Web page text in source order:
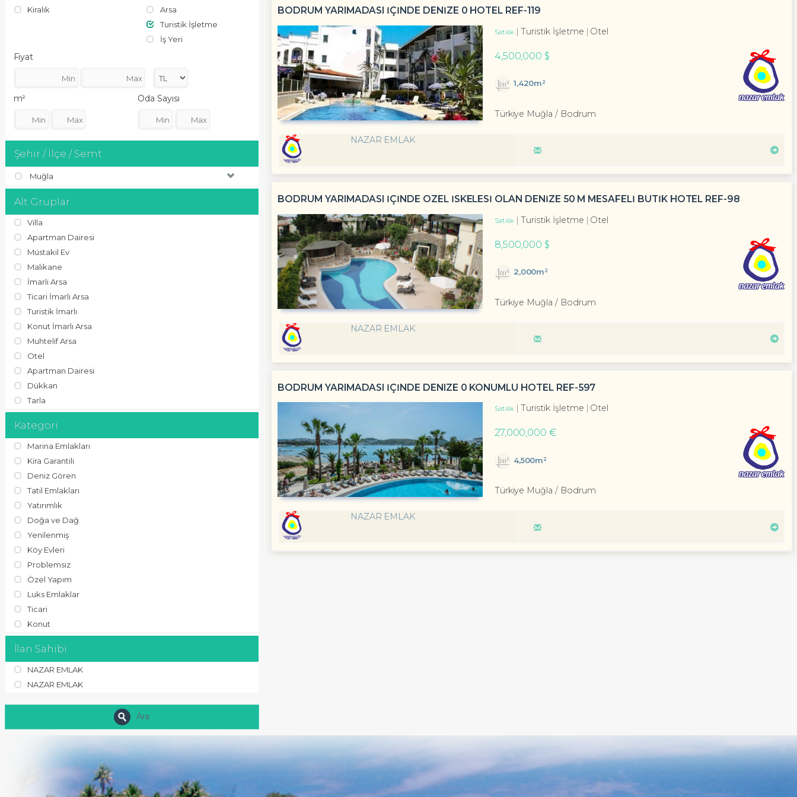
Kiralık
Arsa
Turistik İşletme
İş Yeri
Fiyat
m² Oda Sayısı
Şehir / İlçe / Semt
Muğla
Alt Gruplar
Villa
Apartman Dairesi
Müstakil Ev
Malikane
İmarli Arsa
Ticari İmarlı Arsa
Turistik İmarlı
Konut İmarlı Arsa
Muhtelif Arsa
Otel
Apartman Dairesi
Dükkan
Tarla
Kategori
Marina Emlakları
Kira Garantili
Deniz Gören
Tatil Emlakları
Yatırımlık
Doğa ve Dağ
Yenilenmiş
Köy Evleri
Problemsiz
Özel Yapım
Luks Emlaklar
Ticari
Konut
İlan Sahibi
NAZAR EMLAK
NAZAR EMLAK
Ara
BODRUM YARIMADASI İÇİNDE DENİZE 0 HOTEL REF-119
Satılık Turistik İşletme Otel
4,500,000 $
1,420m²
Türkiye Muğla / Bodrum
NAZAR EMLAK
BODRUM YARIMADASI IÇINDE ÖZEL ISKELESI OLAN DENIZE 50 M MESAFELI BUTIK HOTEL REF-98
Satılık Turistik İşletme Otel
8,500,000 $
2,000m²
Türkiye Muğla / Bodrum
NAZAR EMLAK
BODRUM YARIMADASI IÇINDE DENIZE 0 KONUMLU HOTEL REF-597
Satılık Turistik İşletme Otel
27,000,000 €
4,500m²
Türkiye Muğla / Bodrum
NAZAR EMLAK